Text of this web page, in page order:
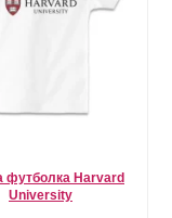
футболка Harvard
University